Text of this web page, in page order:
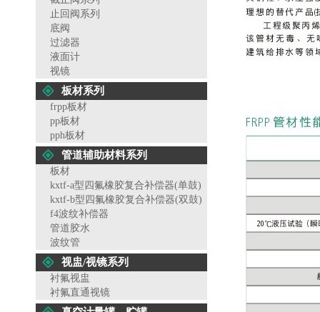
止回阀系列
底阀
过滤器
液面计
视镜
板材系列
frpp板材
pp板材
pph板材
管道辅助材料系列
板材
kxtf-a型四氟橡胶复合补偿器(单鼓)
kxtf-b型四氟橡胶复合补偿器(双鼓)
f4波纹补偿器
管道胶水
波纹管
视盅/视镜系列
衬氟视盅
衬氟直通视镜